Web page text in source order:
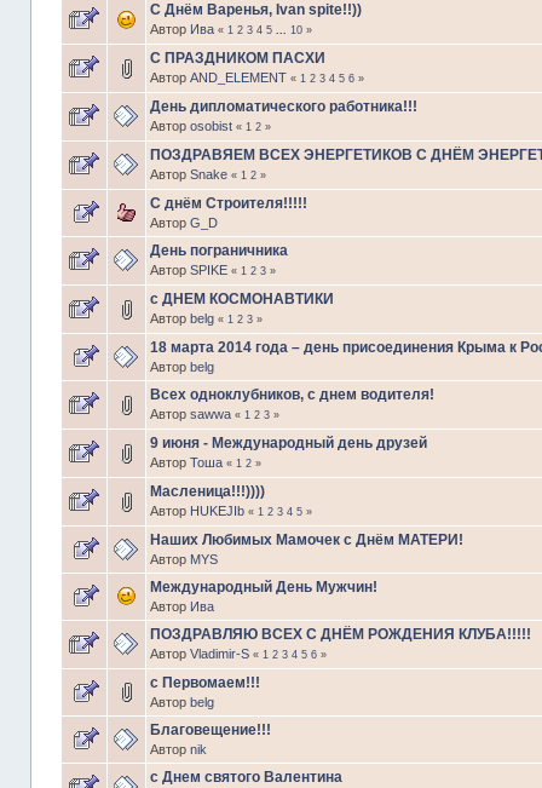
С Днём Варенья, Ivan spite!!))
Автор Ива « 1 2 3 4 5 ... 10»
C ПРАЗДНИКОМ ПАСХИ
Автор AND_ELEMENT « 1 2 3 4 5 6»
День дипломатического работника!!!
Автор osobist « 1 2»
ПОЗДРАВЯЕМ ВСЕХ ЭНЕРГЕТИКОВ С ДНЁМ
Автор Snake « 1 2»
С днём Строителя!!!!!
Автор G_D
День пограничника
Автор SPIKE « 1 2 3»
с ДНЕМ КОСМОНАВТИКИ
Автор belg « 1 2 3»
18 марта 2014 года – день присоединения Крыма к
Автор belg
Всех одноклубников, с днем водителя!
Автор sawwa « 1 2 3»
9 июня - Международный день друзей
Автор Тоша « 1 2»
Масленица!!!))))
Автор HUKEJIb « 1 2 3 4 5»
Наших Любимых Мамочек с Днём МАТЕРИ!
Автор MYS
Международный День Мужчин!
Автор Ива
ПОЗДРАВЛЯЮ ВСЕХ С ДНЁМ РОЖДЕНИЯ КЛУБА!!!!!
Автор Vladimir-S « 1 2 3 4 5 6»
с Первомаем!!!
Автор belg
Благовещение!!!
Автор nik
с Днем святого Валентина